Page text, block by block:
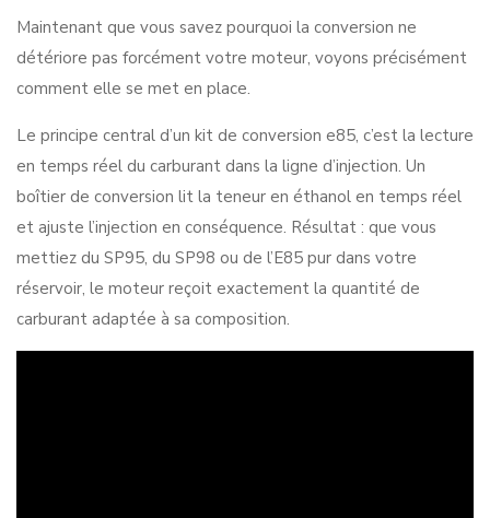
Maintenant que vous savez pourquoi la conversion ne
détériore pas forcément votre moteur, voyons précisément
comment elle se met en place.
Le principe central d’un kit de conversion e85, c’est la lecture
en temps réel du carburant dans la ligne d’injection. Un
boîtier de conversion lit la teneur en éthanol en temps réel
et ajuste l’injection en conséquence. Résultat : que vous
mettiez du SP95, du SP98 ou de l’E85 pur dans votre
réservoir, le moteur reçoit exactement la quantité de
carburant adaptée à sa composition.